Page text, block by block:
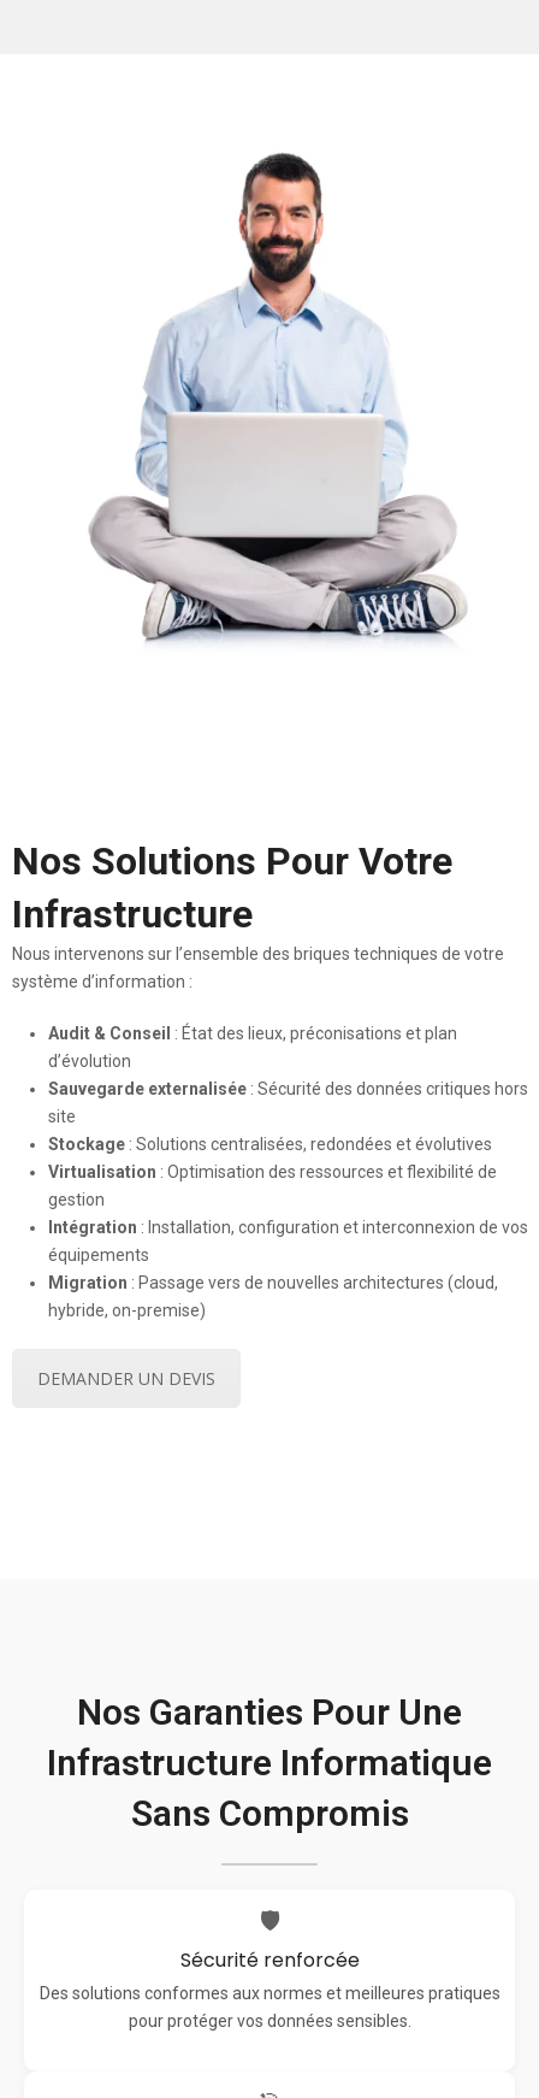
Nos Solutions Pour Votre
Infrastructure
Nous intervenons sur l’ensemble des briques techniques de votre
système d’information :
Audit & Conseil : État des lieux, préconisations et plan
d’évolution
Sauvegarde externalisée : Sécurité des données critiques hors
site
Stockage : Solutions centralisées, redondées et évolutives
Virtualisation : Optimisation des ressources et flexibilité de
gestion
Intégration : Installation, configuration et interconnexion de vos
équipements
Migration : Passage vers de nouvelles architectures (cloud,
hybride, on-premise)
DEMANDER UN DEVIS
Nos Garanties Pour Une
Infrastructure Informatique
Sans Compromis
🛡️
Sécurité renforcée
Des solutions conformes aux normes et meilleures pratiques
pour protéger vos données sensibles.